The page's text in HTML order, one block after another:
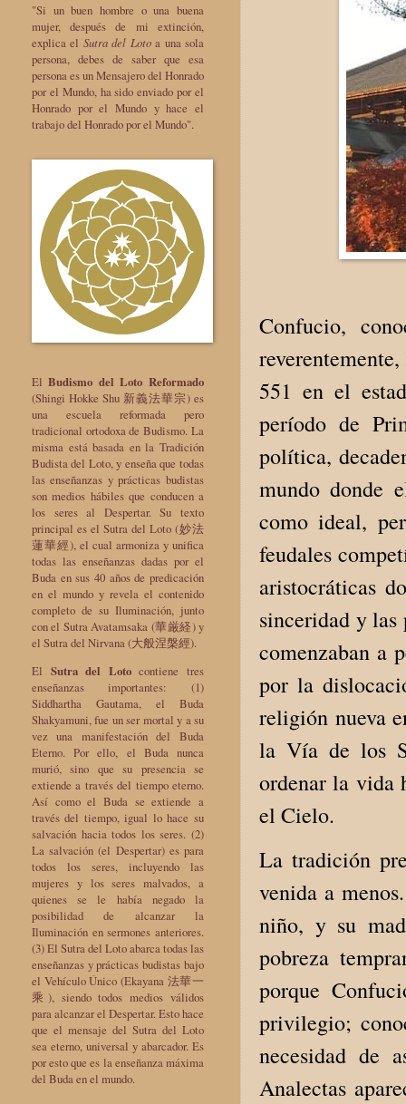
Confucio,
551 en el
período de
política,
mundo donde
como ideal,
feudales
aristocráticas
sinceridad y
comenzaban a
por la
religión nueva
la Vía de los
ordenar la vida
el Cielo.
La tradición
venida a
niño, y su
pobreza
porque
privilegio;
necesidad de
Analectas
"Si un buen hombre o una buena
mujer, después de mi extinción,
explica el Sutra del Lotoa una sola
persona, debes de saber que esa
persona es un Mensajero del Honrado
por el Mundo, ha sido enviado por el
Honrado por el Mundo y hace el
trabajo del Honrado por el Mundo".
ElBudismo del Loto Reformado
(Shingi Hokke Shu 新義法華宗) es
una escuela reformada pero
tradicional ortodoxa de Budismo. La
misma está basada en la Tradición
Budista del Loto, y enseña que todas
las enseñanzas y prácticas budistas
son medios hábiles que conducen a
los seres al Despertar. Su texto
principal es el Sutra del Loto (妙法
蓮華經), el cual armoniza y unifica
todas las enseñanzas dadas por el
Buda en sus 40 años de predicación
en el mundo y revela el contenido
completo de su Iluminación, junto
con el Sutra Avatamsaka (華厳経) y
el Sutra del Nirvana (大般涅槃經).
El Sutra del Lotocontiene tres
enseñanzas importantes: (1)
Siddhartha Gautama, el Buda
Shakyamuni, fue un ser mortal y a su
vez una manifestación del Buda
Eterno. Por ello, el Buda nunca
murió, sino que su presencia se
extiende a través del tiempo eterno.
Así como el Buda se extiende a
través del tiempo, igual lo hace su
salvación hacia todos los seres. (2)
La salvación (el Despertar) es para
todos los seres, incluyendo las
mujeres y los seres malvados, a
quienes se le había negado la
posibilidad de alcanzar la
Iluminación en sermones anteriores.
(3) El Sutra del Loto abarca todas las
enseñanzas y prácticas budistas bajo
el Vehículo Único (Ekayana 法華一
乘), siendo todos medios válidos
para alcanzar el Despertar. Esto hace
que el mensaje del Sutra del Loto
sea eterno, universal y abarcador. Es
por esto que es la enseñanza máxima
del Buda en el mundo.